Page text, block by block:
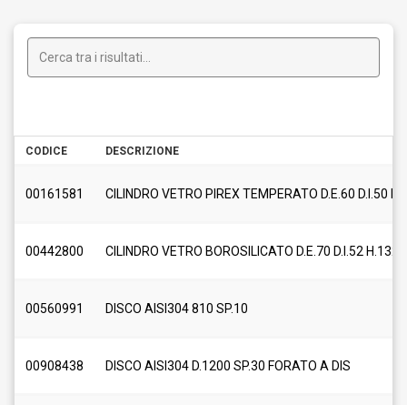
CODICE DESCRIZIONE
00161581 CILINDRO VETRO PIREX TEMPERATO D.E.60 D.I.50
00442800 CILINDRO VETRO BOROSILICATO D.E.70 D.I.52 H.132
00560991 DISCO AISI304 810 SP.10
00908438 DISCO AISI304 D.1200 SP.30 FORATO A DIS